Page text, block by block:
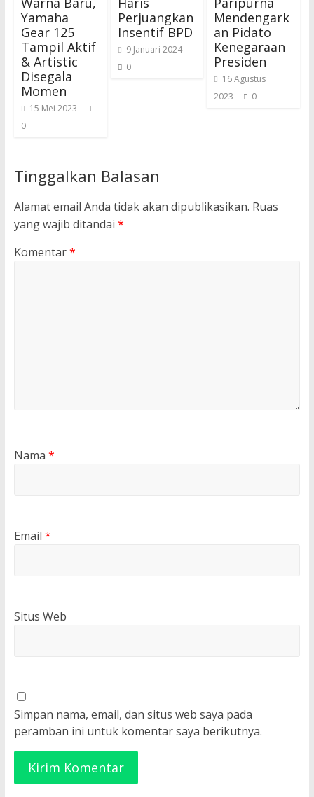
Yamaha
Gear 125
Tampil Aktif
& Artistic
Disegala
Momen
15 Mei 2023
0
Perjuangkan
Insentif BPD
9 Januari 2024
0
Mendengark
an Pidato
Kenegaraan
Presiden
16 Agustus
2023
0
Tinggalkan Balasan
Alamat email Anda tidak akan dipublikasikan. Ruas
yang wajib ditandai *
Komentar*
Nama *
Email *
Situs Web
Simpan nama, email, dan situs web saya pada
peramban ini untuk komentar saya berikutnya.